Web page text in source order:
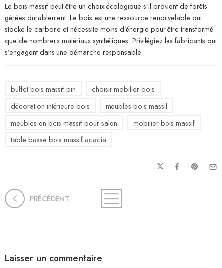
Le bois massif peut être un choix écologique s’il provient de forêts
gérées durablement. Le bois est une ressource renouvelable qui
stocke le carbone et nécessite moins d’énergie pour être transformé
que de nombreux matériaux synthétiques. Privilégiez les fabricants qui
s’engagent dans une démarche responsable.
buffet bois massif pin
choisir mobilier bois
décoration intérieure bois
meubles bois massif
meubles en bois massif pour salon
mobilier bois massif
table basse bois massif acacia
PRÉCÉDENT
Laisser un commentaire